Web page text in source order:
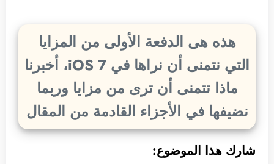
هذه هى الدفعة الأولى من المزايا
التي نتمنى أن نراها في iOS 7، أخبرنا
ماذا تتمنى أن ترى من مزايا وربما
نضيفها في الأجزاء القادمة من المقال
شارك هذا الموضوع: